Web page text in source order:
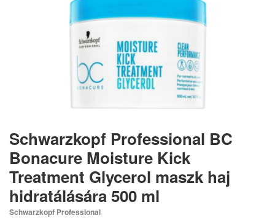
Schwarzkopf Professional BC
Bonacure Moisture Kick
Treatment Glycerol maszk haj
hidratálására 500 ml
Schwarzkopf Professional